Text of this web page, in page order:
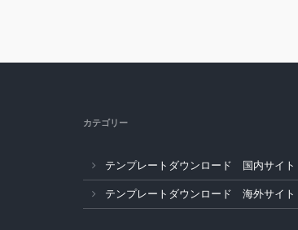
カテゴリー
テンプレートダウンロード 国内サイト
テンプレートダウンロード 海外サイト